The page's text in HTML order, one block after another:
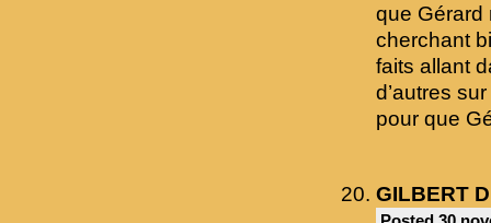
que Gérard
cherchant
faits allant
d’autres
pour que
GILBERT